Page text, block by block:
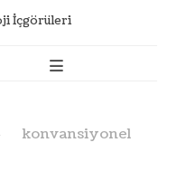
İçgörüleri
konvansiyonel